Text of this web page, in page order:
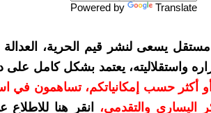
Powered by Translate
يسعى لنشر قيم الحرية، العدالة
واستقلاليته، يعتمد بشكل كامل
سنويًا أو أكثر حسب إمكانياتكم، تساهمون
اليساري والتقدمي،
انقر هنا